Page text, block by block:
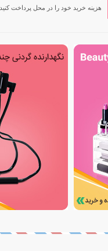
هزینه خرید خود را در محل پرداخت کنید